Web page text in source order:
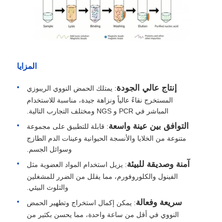
المزايا
إنتاج عالي الجودة: يمتلك الحمض النووي الريبوزي
المستخرج نقاءً عالياً ونزاهة جيدة، مناسبة للاستخدام
المباشر في PCR و NGS ومختلف التجارب التالية.
التوافق بين عينة واسعة: قابلة للتطبيق على مجموعة
متنوعة من الخلايا والأنسجة الحيوانية وعينات الدم الطازج
وسوائل الجسم.
آمنة وصديقة للبيئة: يزيل استخدام المواد العضوية مثل
الفينول والكلوروفورم، مما يقلل من الضرر للمشغلين
والتلوث البيئي.
سريعة وفعالة: يمكن إكمال استخراج وتطهير الحمض
النووي في أقل من ساعة واحدة، مما يحسن بكثير من